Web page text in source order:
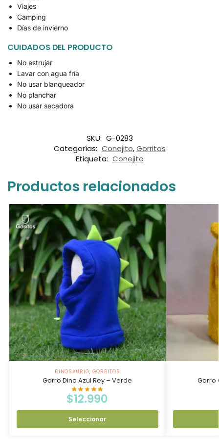
Viajes
Camping
Días de invierno
CUIDADOS DEL PRODUCTO
No estrujar
Lavar con agua fría
No usar blanqueador
No planchar
No usar secadora
SKU: G-0283
Categorías: Conejito,Gorritos
Etiqueta: Conejito
Productos relacionados
DINOSAURIO, GORRITOS
Gorro Dino Azul Rey – Verde
$12.990
Seleccionar
Gorro